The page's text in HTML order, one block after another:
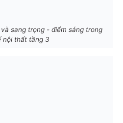
sang trọng - điểm sáng trong
nội thất tầng 3